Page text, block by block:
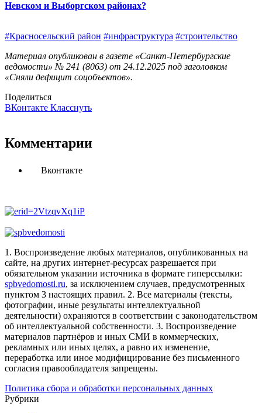
Невском и Выборгском районах?
#Красносельский район #инфраструктура #строительство
Материал опубликован в газете «Санкт-Петербургские
ведомости» № 241 (8063) от 24.12.2025 под заголовком
«Сняли дефицит соцобъектов».
Поделиться
ВКонтакте Класснуть
Комментарии
Вконтакте
1. Воспроизведение любых материалов, опубликованных на
сайте, на других интернет-ресурсах разрешается при
обязательном указании источника в формате гиперссылки:
spbvedomosti.ru, за исключением случаев, предусмотренных
пунктом 3 настоящих правил. 2. Все материалы (тексты,
фотографии, иные результаты интеллектуальной
деятельности) охраняются в соответствии с законодательством
об интеллектуальной собственности. 3. Воспроизведение
материалов партнёров и иных СМИ в коммерческих,
рекламных или иных целях, а равно их изменение,
переработка или иное модифицирование без письменного
согласия правообладателя запрещены.
Политика сбора и обработки персональных данных
Рубрики